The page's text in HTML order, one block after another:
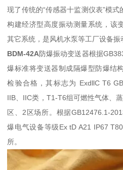
现了传统的“传感器十监测仪表”模
构建经济型高度振动测量系统，该
其它系统，是风机水泵等工厂设备振
BDM-42A防爆振动变送器根据
爆标准将变送器制成隔爆型防爆结
检验合格，其标志为 ExdllC T6
IIB、IIC类，T1-T6组可燃性气体、
区、2区场所。根据GB12476.1-
爆电气设备等级Ex tD A21 IP67
所。